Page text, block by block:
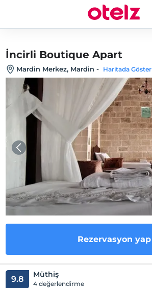
İncirli Boutique Apart
Mardin Merkez, Mardin - Haritada Göster
Rezervasyon yap
9.8 Müthiş
4 değerlendirme